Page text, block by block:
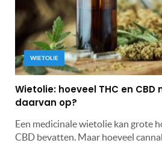
WIETOLIE
Wietolie: hoeveel THC en
daarvan op?
Een medicinale wietolie kan grote
CBD bevatten. Maar hoeveel